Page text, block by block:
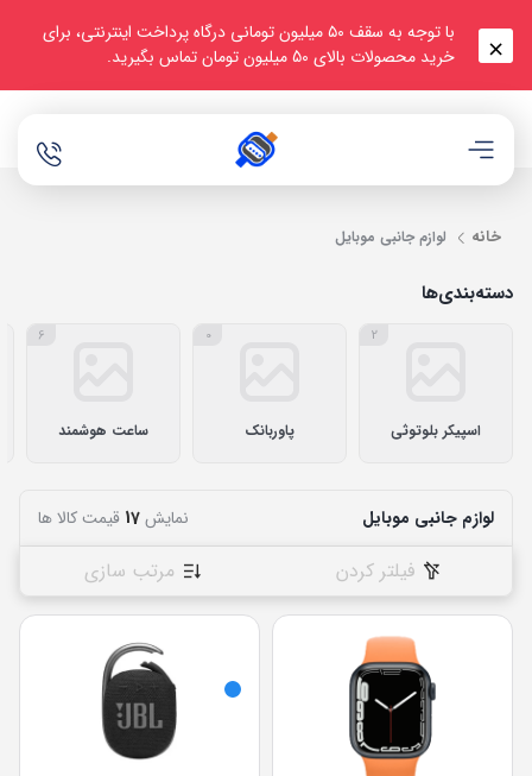
با توجه به سقف ۵۰ میلیون تومانی درگاه پرداخت اینترنتی، برای
خرید محصولات بالای 50 میلیون تومان تماس بگیرید.
خانه لوازم جانبی موبایل
دسته‌بندی‌ها
اسپیکر بلوتوثی
2
پاوربانک
0
ساعت هوشمند
6
لوازم جانبی موبایل نمایش17 قیمت کالا ها
فیلتر کردن مرتب سازی